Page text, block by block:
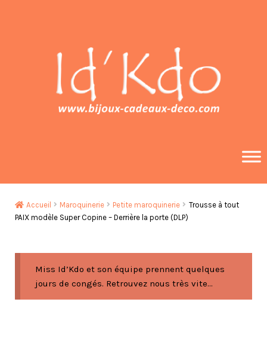
Accueil Maroquinerie Petite maroquinerie
Trousse à tout
PAIX modèle Super Copine – Derrière la porte (DLP)
Miss Id’Kdo et son équipe prennent quelques
jours de congés. Retrouvez nous très vite...